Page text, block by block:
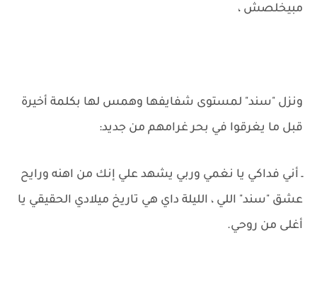
مبيخلصش ،
ونزل "سند" لمستوى شفايفها وهمس لها بكلمة أخيرة
قبل ما يغرقوا في بحر غرامهم من جديد:
ـ أني فداكي يا نغمي وربي يشهد علي إنك من اهنه ورايح
عشق "سند" اللي ، الليلة داي هي تاريخ ميلادي الحقيقي يا
أغلى من روحي.